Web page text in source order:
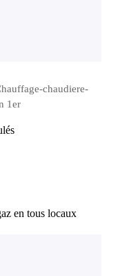
chaudiere-
1er
en tous locaux